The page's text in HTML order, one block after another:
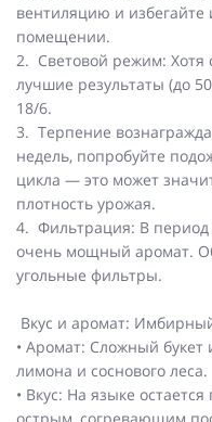
вентиляцию и
помещении.
2. Световой режим: Хотя
лучшие результаты (до
18/6.
3. Терпение
недель, попробуйте
цикла — это может
плотность урожая.
4. Фильтрация: В период
очень мощный аромат.
угольные фильтры.
Вкус и аромат:
• Аромат: Сложный букет
лимона и соснового леса.
• Вкус: На языке